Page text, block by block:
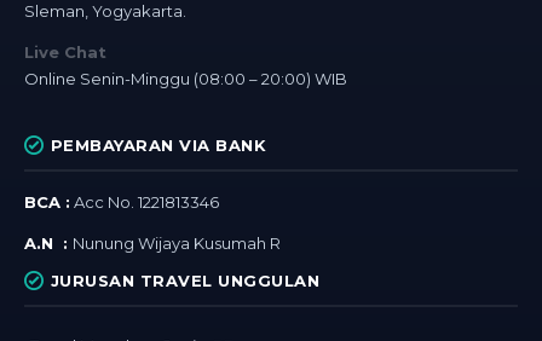
Sleman, Yogyakarta.
Live Chat
Online Senin-Minggu (08:00 – 20:00) WIB
PEMBAYARAN VIA BANK
BCA : Acc No. 1221813346
A.N : Nunung Wijaya Kusumah R
JURUSAN TRAVEL UNGGULAN